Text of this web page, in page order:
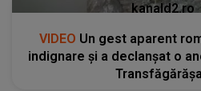
kanald2.ro
VIDEO Un gest aparent
indignare și a declanșat o